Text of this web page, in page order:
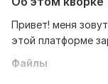
Привет! меня
этой платформе
Файлы